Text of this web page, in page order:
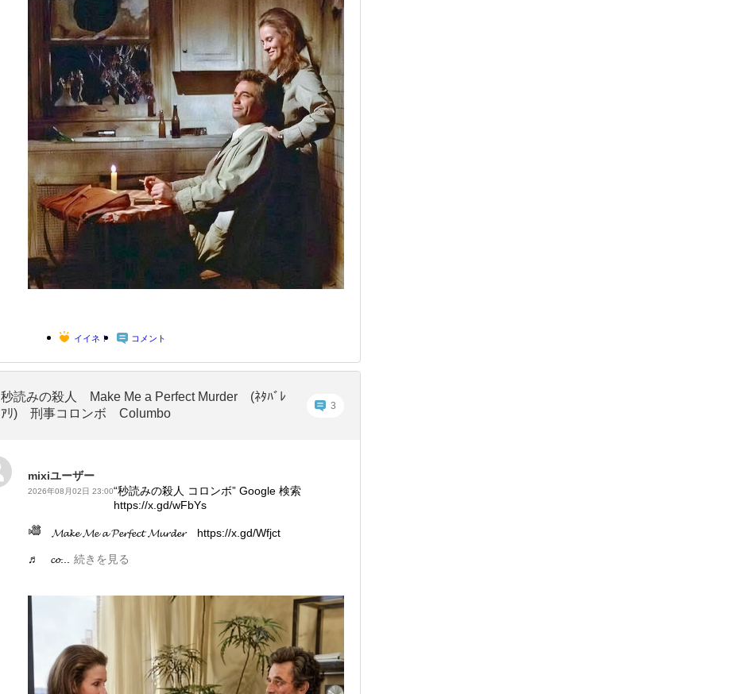
イイネ！ コメント
秒読みの殺人 Make Me a Perfect Murder (ﾈﾀﾊﾞﾚ
ｱﾘ) 刑事コロンボ Columbo
3
mixiユーザー
2026年08月02日 23:00“秒読みの殺人 コロンボ” Google 検索
https://x.gd/wFbYs
𝓜𝓪𝓴𝓮 𝓜𝓮 𝓪 𝓟𝓮𝓻𝓯𝓮𝓬𝓽 𝓜𝓾𝓻𝓭𝓮𝓻 https://x.gd/Wfjct
♬ 𝓬𝓸... 続きを見る